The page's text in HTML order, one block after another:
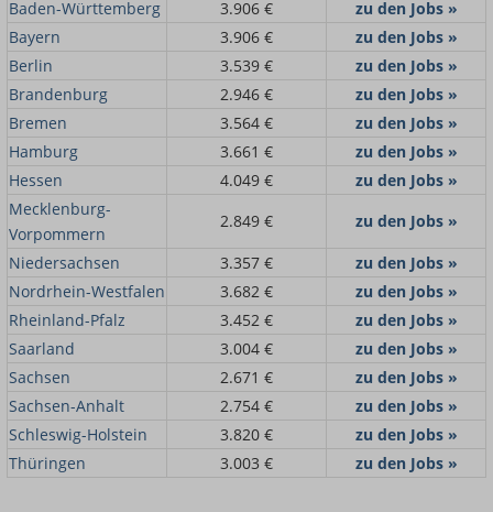
Baden-Württemberg
3.906 €
zu den Jobs »
Bayern
3.906 €
zu den Jobs »
Berlin
3.539 €
zu den Jobs »
Brandenburg
2.946 €
zu den Jobs »
Bremen
3.564 €
zu den Jobs »
Hamburg
3.661 €
zu den Jobs »
Hessen
4.049 €
zu den Jobs »
Mecklenburg-
Vorpommern
2.849 €
zu den Jobs »
Niedersachsen
3.357 €
zu den Jobs »
Nordrhein-Westfalen
3.682 €
zu den Jobs »
Rheinland-Pfalz
3.452 €
zu den Jobs »
Saarland
3.004 €
zu den Jobs »
Sachsen
2.671 €
zu den Jobs »
Sachsen-Anhalt
2.754 €
zu den Jobs »
Schleswig-Holstein
3.820 €
zu den Jobs »
Thüringen
3.003 € zu den Jobs »